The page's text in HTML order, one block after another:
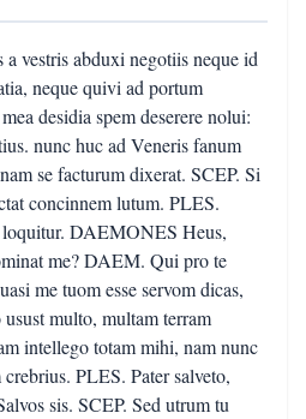
vestris abduxi negotiis neque id
neque quivi ad portum
desidia spem deserere nolui:
nunc huc ad Veneris fanum
se facturum dixerat. SCEP. Si
concinnem lutum. PLES.
DAEMONES Heus,
me? DAEM. Qui pro te
me tuom esse servom dicas,
multo, multam terram
intellego totam mihi, nam nunc
PLES. Pater salveto,
sis. SCEP. Sed utrum tu